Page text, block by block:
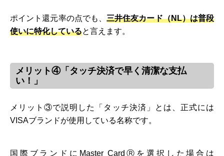
ポイント還元率の点でも、 三井住友カード（NL）は普段
使いに特化していると言えます。
メリット④「タッチ決済で早く清潔な支払
い！」
メリット③で説明した「タッチ決済」とは、正式には
VISAブランドが使用している名称です。
国際ブランドにMaster CardⓇを選択した場合は